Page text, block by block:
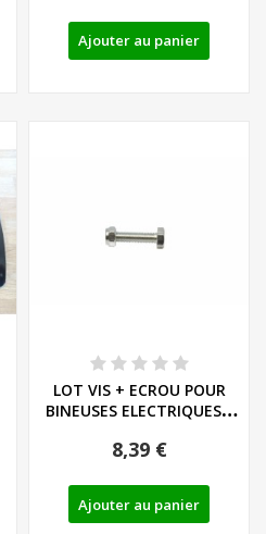
Ajouter au panier
LOT VIS + ECROU POUR
BINEUSES ELECTRIQUES -
8,39 €
Ajouter au panier